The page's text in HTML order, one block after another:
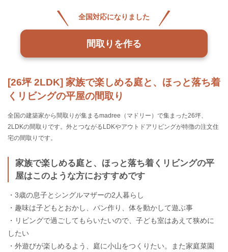
[26坪 2LDK] 家族で楽しめる庭と、ほっと落ち着
くリビングの平屋の間取り
全国の建築家から間取りが集まるmadree（マドリー）で集まった26坪、
2LDKの間取りです。外とつながるLDKやアウトドアリビングが特徴の注文住
宅の間取りです。
家族で楽しめる庭と、ほっと落ち着くリビングの平
屋はこのような方におすすめです
・3歳の息子とシングルマザーの2人暮らし
・趣味は子どもとおかし、パン作り、体を動かして遊ぶ事
・リビングで過ごしてもらいたいので、子ども室はあえて狭めに
したい
・外遊びが楽しめるよう、庭に小山をつくりたい。また家庭菜園
全国対応になりました
間取りを作る